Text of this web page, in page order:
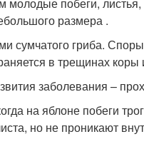
размера .
сумчатого гриба.
в трещинах коры
заболевания –
на яблоне побеги
но не проникают